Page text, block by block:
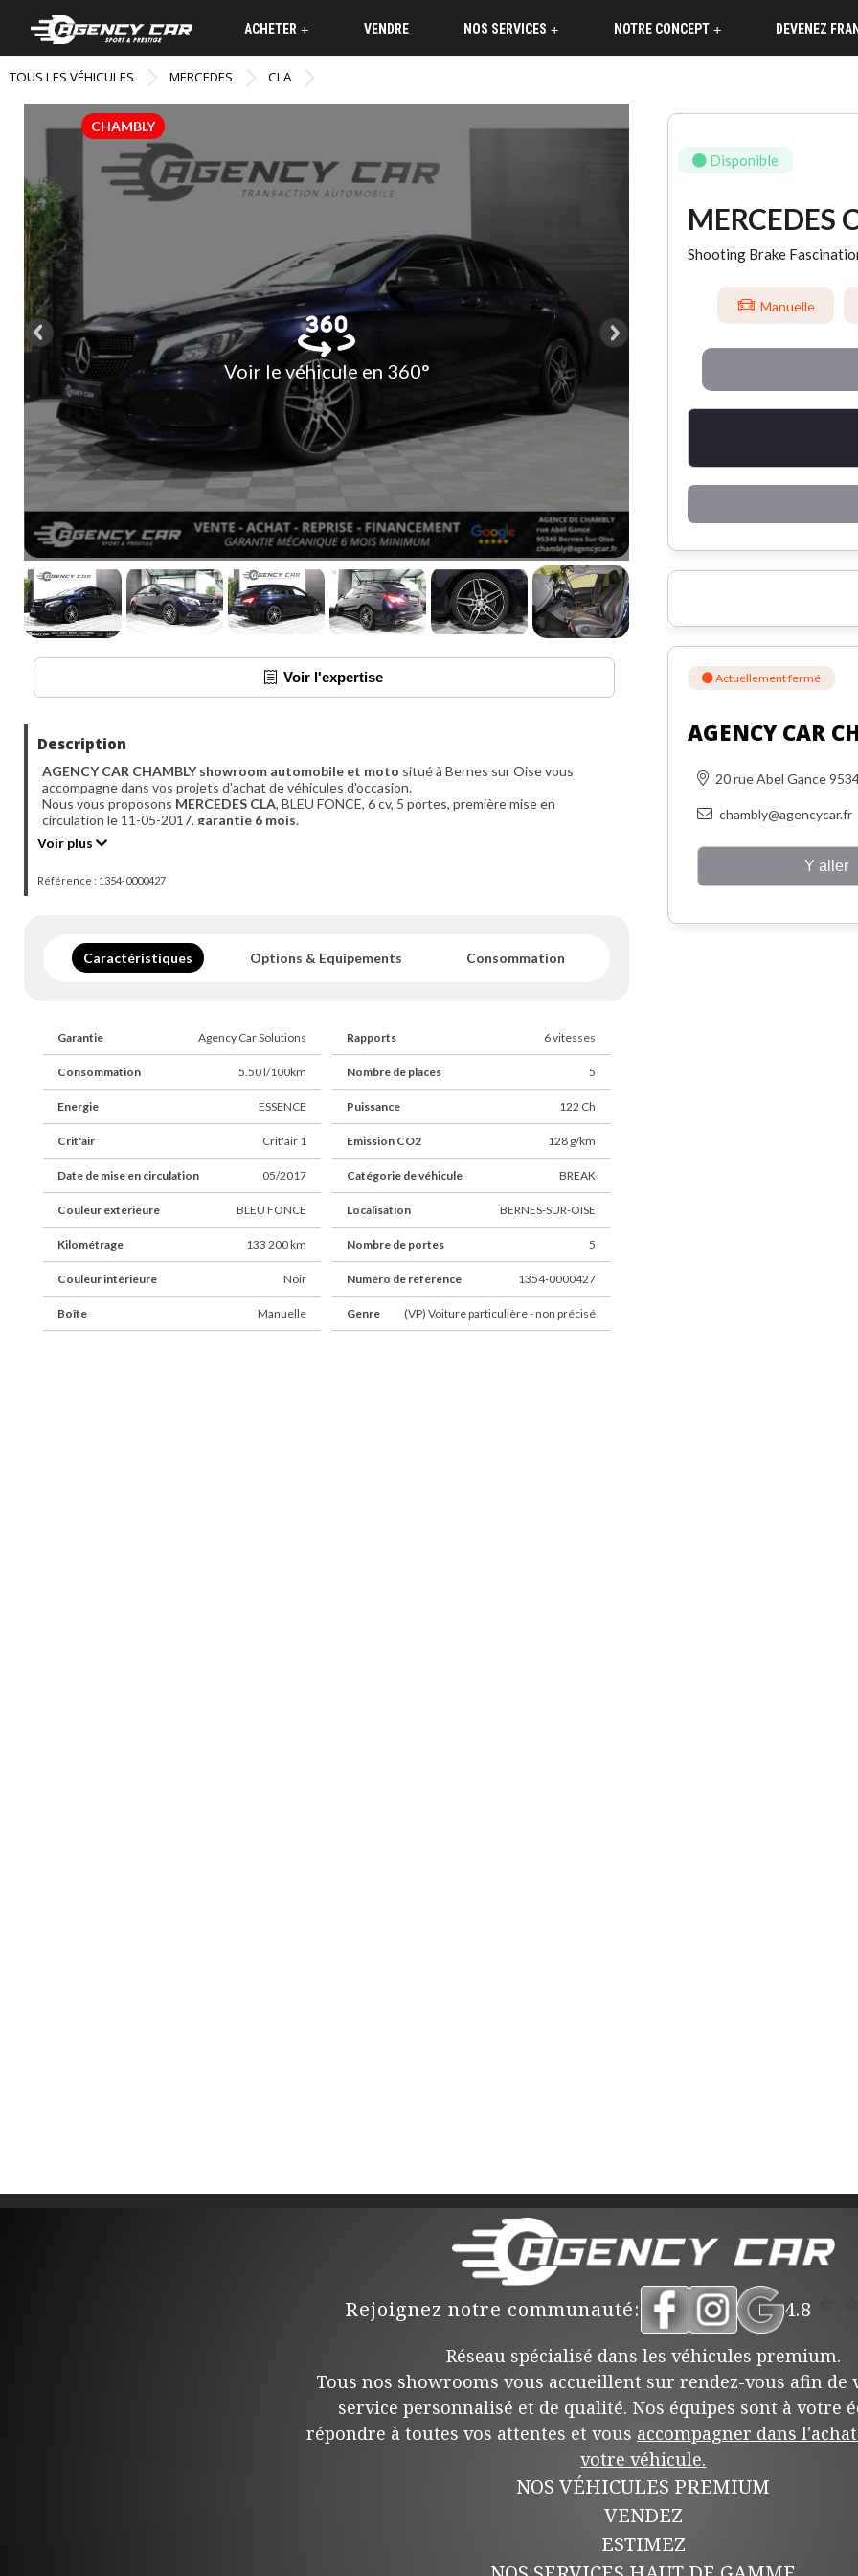
+
ACHETER VENDRE +
NOS SERVICES +
NOTRE CONCEPT DEVENEZ
TOUS LES VÉHICULES MERCEDES CLA
Voir le véhicule en 360°
CHAMBLY
Voir l'expertise
Description
AGENCY CAR CHAMBLY showroom automobile et moto situé à Bernes sur Oise vous
accompagne dans vos projets d'achat de véhicules d'occasion.
Nous vous proposons MERCEDES CLA, BLEU FONCE, 6 cv, 5 portes, première mise en
circulation le 11-05-2017, garantie 6 mois.
Véhicule visible
Du lundi au vendredi 10h - 18h00 et le samedi de 10h - 17h
- Possibilité d'extension de garantie de 12 à 48 mois.
Véhicules similaires : Audi A4, Peugeot 308 SW, Seat Leon ST, BMW Série 3
Voir plus
Référence : 1354-0000427
Caractéristiques Options & Equipements Consommation
Garantie Agency Car Solutions
Consommation 5.50 l/100km
Energie ESSENCE
Crit'air Crit'air 1
Date de mise en circulation 05/2017
Couleur extérieure BLEU FONCE
Kilométrage 133 200 km
Couleur intérieure Noir
Boîte Manuelle
Rapports 6 vitesses
Nombre de places 5
Puissance 122 Ch
Emission CO2 128 g/km
Catégorie de véhicule BREAK
Localisation BERNES-SUR-OISE
Nombre de portes 5
Numéro de référence 1354-0000427
Genre (VP) Voiture particulière - non précisé
Disponible
MERCEDES
Shooting Brake
Manuelle
Actuellement fermé
AGENCY CAR
20 rue Abel Gance
chambly@agencycar.fr
Y aller
Rejoignez notre communauté: 4.8
Réseau spécialisé dans les véhicules premium.
Tous nos showrooms vous accueillent sur rendez-vous afin
service personnalisé et de qualité. Nos équipes sont à votre
répondre à toutes vos attentes et vous accompagner dans
votre véhicule.
NOS VÉHICULES PREMIUM
VENDEZ
ESTIMEZ